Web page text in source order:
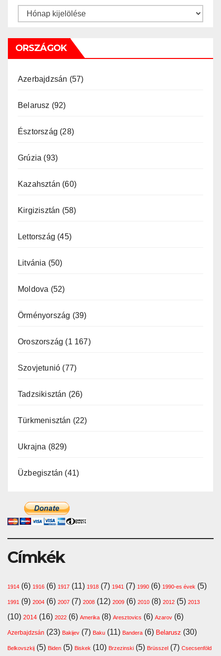
Archívum
ORSZÁGOK
Azerbajdzsán (57)
Belarusz (92)
Észtország (28)
Grúzia (93)
Kazahsztán (60)
Kirgizisztán (58)
Lettország (45)
Litvánia (50)
Moldova (52)
Örményország (39)
Oroszország (1 167)
Szovjetunió (77)
Tadzsikisztán (26)
Türkmenisztán (22)
Ukrajna (829)
Üzbegisztán (41)
Címkék
1914 (6) 1916 (6) 1917 (11) 1918 (7) 1941 (7) 1990 (6) 1990-es évek (5)
1991 (9) 2004 (6) 2007 (7) 2008 (12) 2009 (6) 2010 (8) 2012 (5) 2013
(10) 2014 (16) 2022 (6) Amerika (8) Aresztovics (6) Azarov (6)
Azerbajdzsán (23) Bakijev (7) Baku (11) Bandera (6) Belarusz (30)
Belkovszkij (5) Biden (5) Biskek (10) Brzezinski (5) Brüsszel (7) Csecsenföld